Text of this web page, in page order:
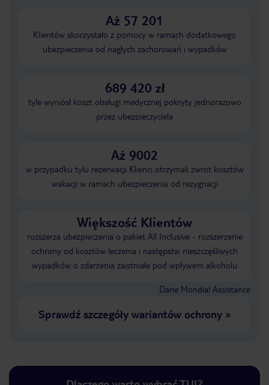
Aż 57 201
Klientów skorzystało z pomocy w ramach dodatkowego
ubezpieczenia od nagłych zachorowań i wypadków
689 420 zł
tyle wyniósł koszt obsługi medycznej pokryty jednorazowo
przez ubezpieczyciela
Aż 9002
w przypadku tylu rezerwacji Klienci otrzymali zwrot kosztów
wakacji w ramach ubezpieczenia od rezygnacji
Większość Klientów
rozszerza ubezpieczenia o pakiet All Inclusive - rozszerzenie
ochrony od kosztów leczenia i następstw nieszczęśliwych
wypadków o zdarzenia zaistniałe pod wpływem alkoholu
Dane Mondial Assistance
Sprawdź szczegóły wariantów ochrony»